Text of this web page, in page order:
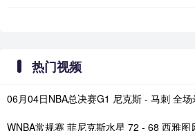
热门视频
06月04日NBA总决赛G1 尼克斯 - 马刺 全场
WNBA常规赛 菲尼克斯水星 72 - 68 西雅图